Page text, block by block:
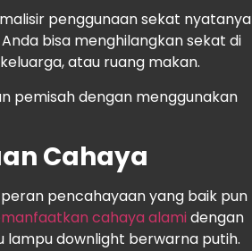
penggunaan sekat nyatanya
bisa menghilangkan sekat di
atau ruang makan.
pemisah dengan menggunakan
Cahaya
pencahayaan yang baik pun
cahaya alamidengan
lampu downlight berwarna putih.